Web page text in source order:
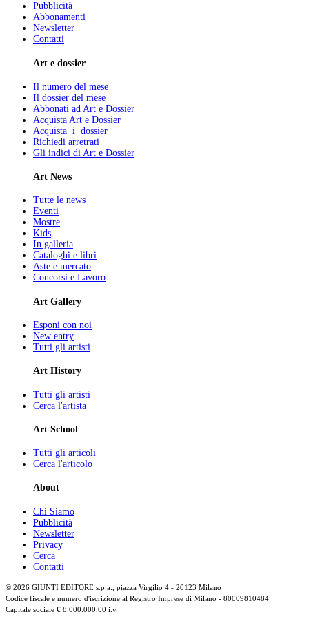
Pubblicità
Abbonamenti
Newsletter
Contatti
Art e dossier
Il numero del mese
Il dossier del mese
Abbonati ad Art e Dossier
Acquista Art e Dossier
Acquista i dossier
Richiedi arretrati
Gli indici di Art e Dossier
Art News
Tutte le news
Eventi
Mostre
Kids
In galleria
Cataloghi e libri
Aste e mercato
Concorsi e Lavoro
Art Gallery
Esponi con noi
New entry
Tutti gli artisti
Art History
Tutti gli artisti
Cerca l'artista
Art School
Tutti gli articoli
Cerca l'articolo
About
Chi Siamo
Pubblicità
Newsletter
Privacy
Cerca
Contatti
© 2026 GIUNTI EDITORE s.p.a., piazza Virgilio 4 - 20123 Milano
Codice fiscale e numero d'iscrizione al Registro Imprese di Milano - 80009810484
Capitale sociale € 8.000.000,00 i.v.